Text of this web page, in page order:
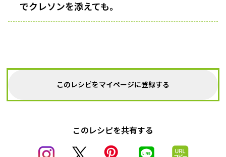
でクレソンを添えても。
このレシピをマイページに登録する
このレシピを共有する